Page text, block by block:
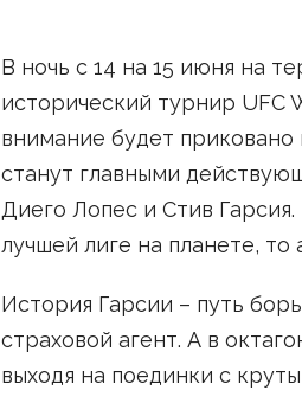
В ночь с 14 на 15 июня на
исторический турнир UFC
внимание будет
станут главными
Диего Лопес и Стив
лучшей лиге на планете,
История Гарсии – путь
страховой агент. А в
выходя на поединки с